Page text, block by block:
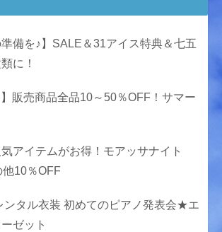
準備を♪】SALE＆31アイス特典＆七五
に！
】販売商品全品10～50％OFF！サマー
気アイテムがお得！モアッサナイト
10％OFF
ンタル衣装 初めてのピアノ発表会★エ
ゼット